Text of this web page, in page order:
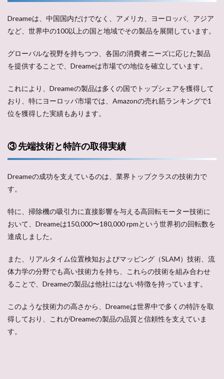
Dreameは、中国国内だけでなく、アメリカ、ヨーロッパ、アジア
など、世界中の100以上の国と地域でその製品を展開しています。
グローバルな視野を持ちつつ、各国の消費者ニーズに応じた製品
を提供することで、Dreameは市場での地位を確立しています。
これにより、Dreameの製品は多くの国でトップシェアを獲得して
おり、特にヨーロッパ市場では、Amazonの売れ筋ランキングで1
位を獲得した実績もあります。
③ 先端技術と特許の取得実績
Dreameの成功を支えているのは、業界トップクラスの技術力で
す。
特に、掃除機の吸引力に直接影響を与える高回転モーター技術に
おいて、Dreameは150,000〜180,000 rpmという世界初の回転数を
達成しました。
また、リアルタイム位置検知およびマッピング（SLAM）技術、流
体力学の分野でも高い技術力を持ち、これらの技術を組み合わせ
ることで、Dreameの製品は他社にはない特徴を持っています。
このような技術力の高さから、Dreameは世界中で多くの特許を取
得しており、これがDreameの製品の品質と信頼性を支えていま
す。